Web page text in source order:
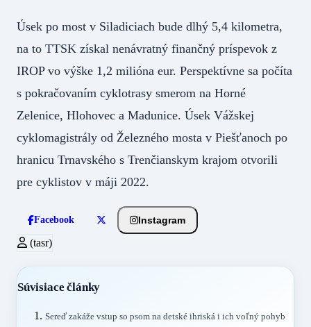
Úsek po most v Siladiciach bude dlhý 5,4 kilometra,
na to TTSK získal nenávratný finančný príspevok z
IROP vo výške 1,2 milióna eur. Perspektívne sa počíta
s pokračovaním cyklotrasy smerom na Horné
Zelenice, Hlohovec a Madunice. Úsek Vážskej
cyklomagistrály od Železného mosta v Piešťanoch po
hranicu Trnavského s Trenčianskym krajom otvorili
pre cyklistov v máji 2022.
Facebook Instagram
(tasr)
Súvisiace články
Sereď zakáže vstup so psom na detské ihriská i ich voľný pohyb